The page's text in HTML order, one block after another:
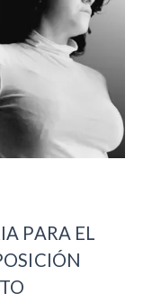
PARA EL